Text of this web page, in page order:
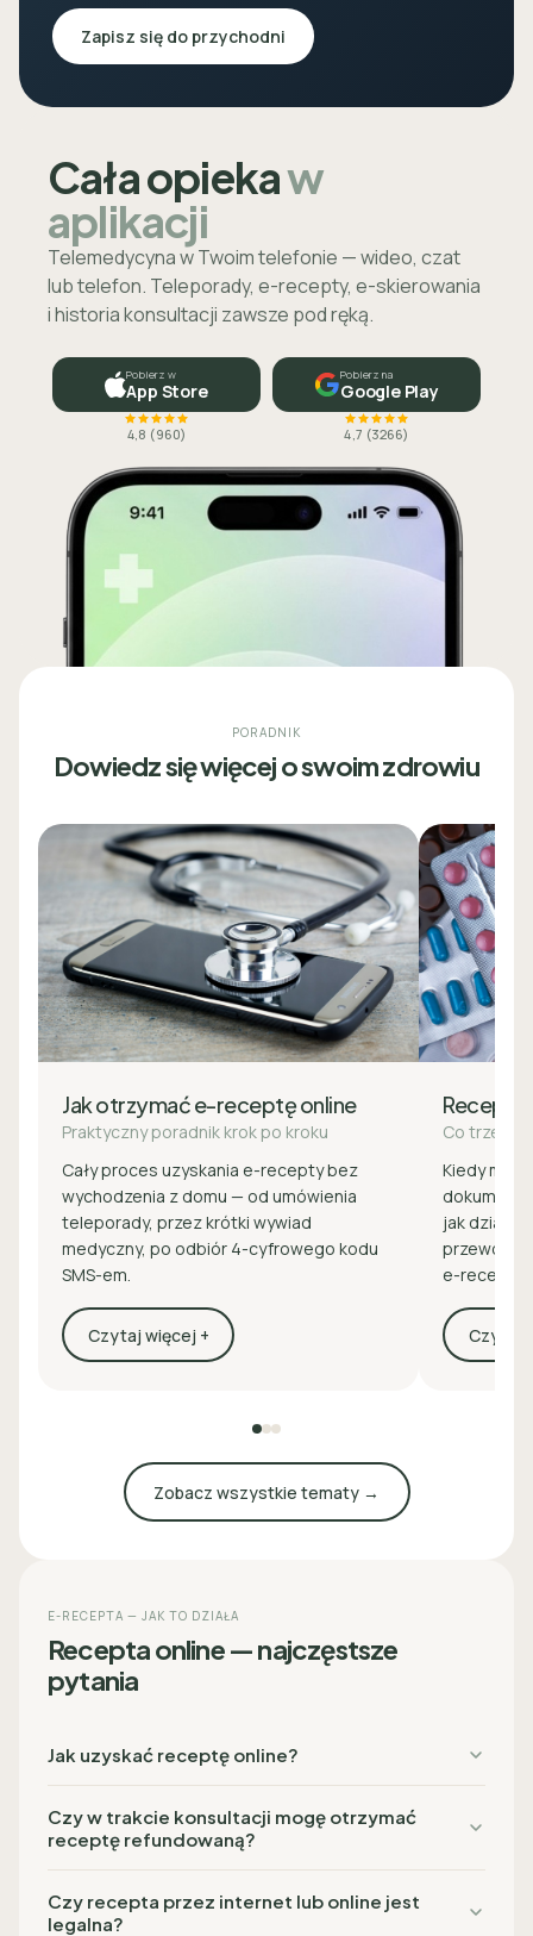
Zapisz się do przychodni
Cała opiekaw
aplikacji
Telemedycyna w Twoim telefonie — wideo, czat
lub telefon. Teleporady, e-recepty, e-skierowania
i historia konsultacji zawsze pod ręką.
Pobierz w
App Store
4,8 (960)
Pobierz na
Google Play
4,7 (3266)
PORADNIK
Dowiedz się więcej o swoim zdrowiu
Jak otrzymać e-receptę online
Praktyczny poradnik krok po kroku
Cały proces uzyskania e-recepty bez
wychodzenia z domu — od umówienia
teleporady, przez krótki wywiad
medyczny, po odbiór 4-cyfrowego kodu
SMS-em.
Czytaj więcej +
Recepta
Co trzeba
Kiedy
jak działa
e-
Czytaj
Zobacz wszystkie tematy →
E-RECEPTA — JAK TO DZIAŁA
Recepta online — najczęstsze
pytania
Jak uzyskać receptę online?
Czy w trakcie konsultacji mogę otrzymać
receptę refundowaną?
Czy recepta przez internet lub online jest
legalna?